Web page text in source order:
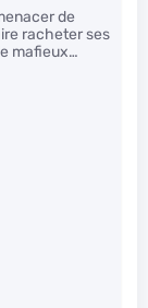
de
racheter ses
mafieux…